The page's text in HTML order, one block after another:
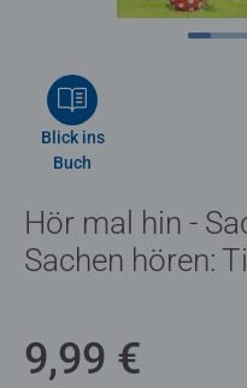
Blick ins
Buch
Hör mal hin -
Sachen hören:
9,99 €